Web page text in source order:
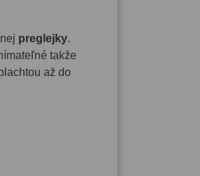
preglejky.
takže
až do